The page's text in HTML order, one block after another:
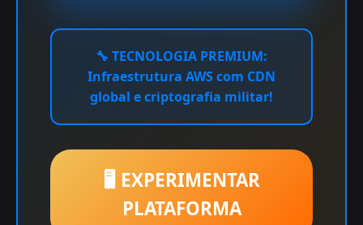
🔧 TECNOLOGIA PREMIUM:
Infraestrutura AWS com CDN
global e criptografia militar!
🖥️ EXPERIMENTAR
PLATAFORMA